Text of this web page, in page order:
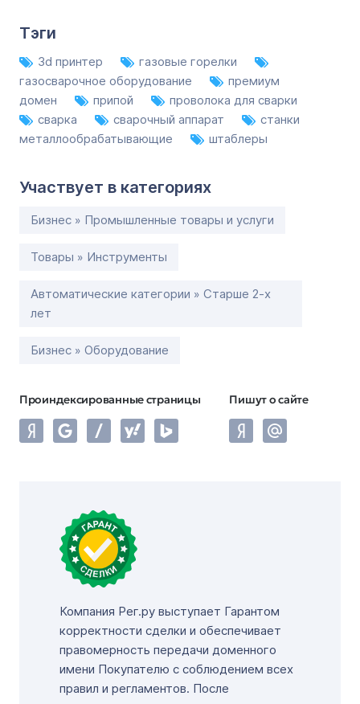
Тэги
3d принтер
газовые горелки
газосварочное оборудование
премиум
домен
припой
проволока для сварки
сварка
сварочный аппарат
станки
металлообрабатывающие
штаблеры
Участвует в категориях
Бизнес » Промышленные товары и услуги
Товары » Инструменты
Автоматические категории » Старше 2-х
лет
Бизнес » Оборудование
Проиндексированные страницы Пишут о сайте
Компания Рег.ру выступает Гарантом
корректности сделки и обеспечивает
правомерность передачи доменного
имени Покупателю с соблюдением всех
правил и регламентов. После